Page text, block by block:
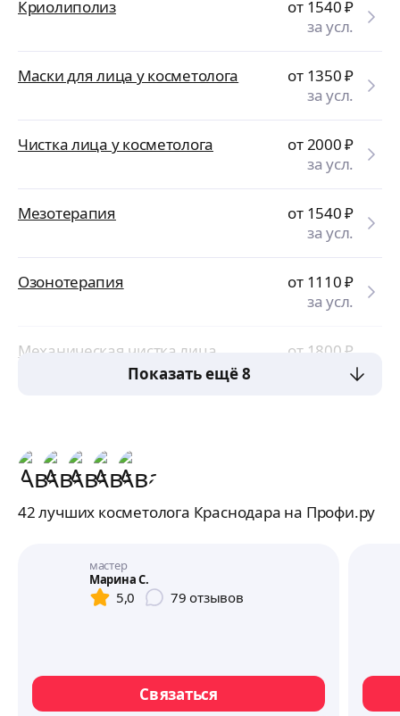
Криолиполиз от 1540₽
за усл.
Маски для лица у косметолога от 1350₽
за усл.
Чистка лица у косметолога от 2000₽
за усл.
Мезотерапия от 1540₽
за усл.
Озонотерапия от 1110₽
за усл.
Механическая чистка лица от 1800₽
за усл.
Показать ещё 8
42 лучших косметолога Краснодара на Профи.ру
мастер
Марина С.
5,0 79 отзывов
Связаться